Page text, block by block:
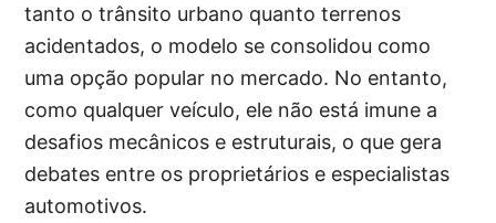
tanto o trânsito urbano quanto terrenos
acidentados, o modelo se consolidou como
uma opção popular no mercado. No entanto,
como qualquer veículo, ele não está imune a
desafios mecânicos e estruturais, o que gera
debates entre os proprietários e especialistas
automotivos.